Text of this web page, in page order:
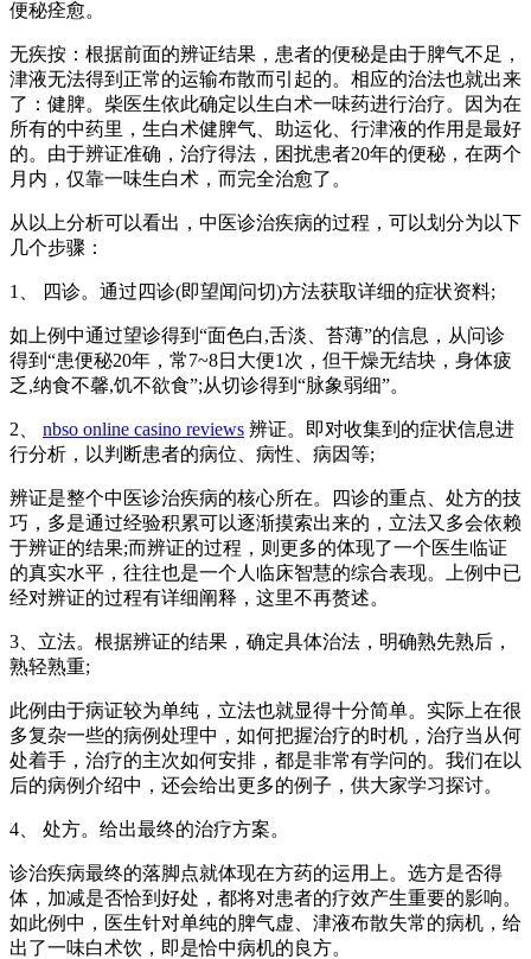
便秘痊愈。
无疾按：根据前面的辨证结果，患者的便秘是由于脾气不足，
津液无法得到正常的运输布散而引起的。相应的治法也就出来
了：健脾。柴医生依此确定以生白术一味药进行治疗。因为在
所有的中药里，生白术健脾气、助运化、行津液的作用是最好
的。由于辨证准确，治疗得法，困扰患者20年的便秘，在两个
月内，仅靠一味生白术，而完全治愈了。
从以上分析可以看出，中医诊治疾病的过程，可以划分为以下
几个步骤：
1、 四诊。通过四诊(即望闻问切)方法获取详细的症状资料;
如上例中通过望诊得到“面色白,舌淡、苔薄”的信息，从问诊
得到“患便秘20年，常7~8日大便1次，但干燥无结块，身体疲
乏,纳食不馨,饥不欲食”;从切诊得到“脉象弱细”。
2、 nbso online casino reviews 辨证。即对收集到的症状信息进
行分析，以判断患者的病位、病性、病因等;
辨证是整个中医诊治疾病的核心所在。四诊的重点、处方的技
巧，多是通过经验积累可以逐渐摸索出来的，立法又多会依赖
于辨证的结果;而辨证的过程，则更多的体现了一个医生临证
的真实水平，往往也是一个人临床智慧的综合表现。上例中已
经对辨证的过程有详细阐释，这里不再赘述。
3、立法。根据辨证的结果，确定具体治法，明确熟先熟后，
熟轻熟重;
此例由于病证较为单纯，立法也就显得十分简单。实际上在很
多复杂一些的病例处理中，如何把握治疗的时机，治疗当从何
处着手，治疗的主次如何安排，都是非常有学问的。我们在以
后的病例介绍中，还会给出更多的例子，供大家学习探讨。
4、 处方。给出最终的治疗方案。
诊治疾病最终的落脚点就体现在方药的运用上。选方是否得
体，加减是否恰到好处，都将对患者的疗效产生重要的影响。
如此例中，医生针对单纯的脾气虚、津液布散失常的病机，给
出了一味白术饮，即是恰中病机的良方。